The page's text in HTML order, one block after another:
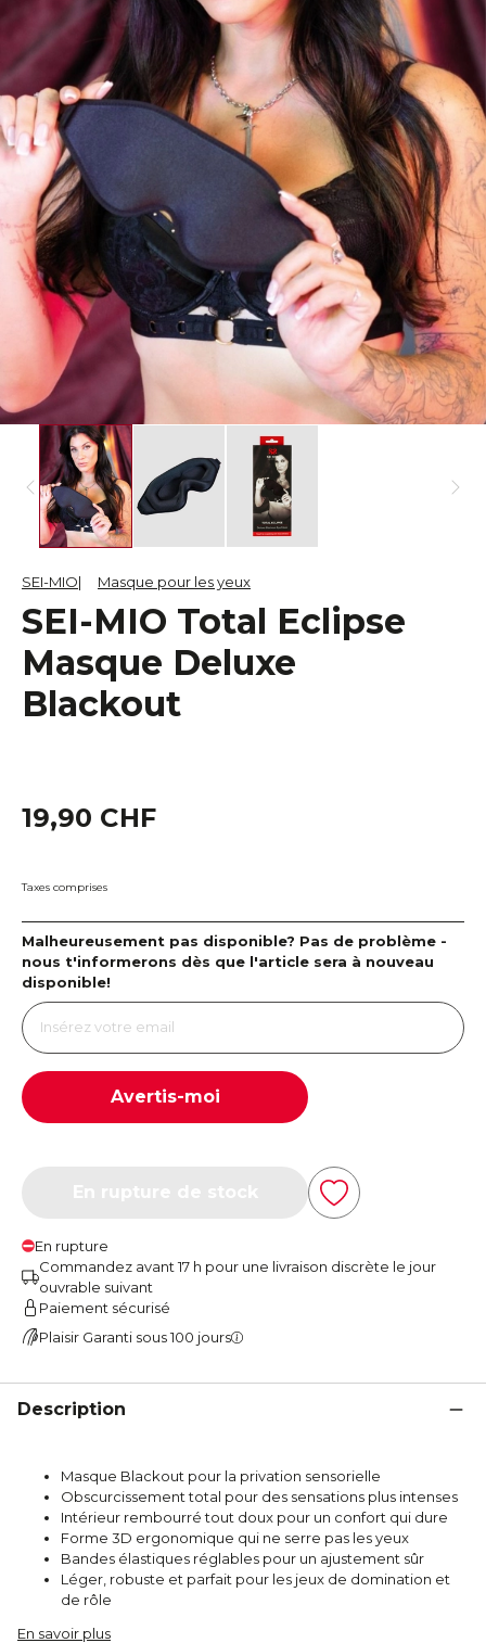
SEI-MIO Masque pour les yeux
SEI-MIO Total Eclipse
Masque Deluxe
Blackout
19,90 CHF
Taxes comprises
Malheureusement pas disponible? Pas de problème -
nous t'informerons dès que l'article sera à nouveau
disponible!
Avertis-moi
En rupture
Commandez avant 17 h pour une livraison discrète le jour
ouvrable suivant
Paiement sécurisé
Plaisir Garanti sous 100 jours
Description
Masque Blackout pour la privation sensorielle
Obscurcissement total pour des sensations plus intenses
Intérieur rembourré tout doux pour un confort qui dure
Forme 3D ergonomique qui ne serre pas les yeux
Bandes élastiques réglables pour un ajustement sûr
Léger, robuste et parfait pour les jeux de domination et
de rôle
En savoir plus